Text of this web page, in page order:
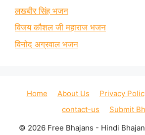
लखबीर सिंह भजन
विजय कौशल जी महाराज भजन
विनोद अग्रवाल भजन
Home About Us Privacy
contact-us
Submit
© 2026 Free Bhajans - Hindi